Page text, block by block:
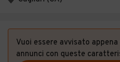
Vuoi essere avvisato
annunci con queste